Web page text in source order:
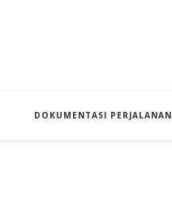
DOKUMENTASI PERJALANAN